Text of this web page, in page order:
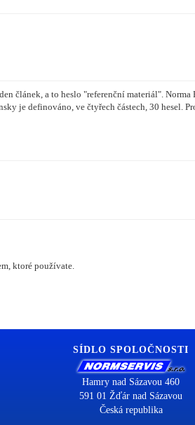
článek, a to heslo "referenční materiál".
je definováno, ve čtyřech částech, 30 hesel.
ktoré používate.
SÍDLO SPOLOČNOSTI
Hamry nad Sázavou 460
591 01 Žďár nad Sázavou
Česká republika